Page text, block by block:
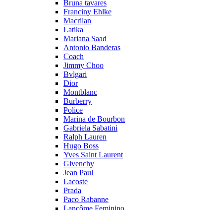
Bruna tavares
Franciny Ehlke
Macrilan
Latika
Mariana Saad
Antonio Banderas
Coach
Jimmy Choo
Bvlgari
Dior
Montblanc
Burberry
Police
Marina de Bourbon
Gabriela Sabatini
Ralph Lauren
Hugo Boss
Yves Saint Laurent
Givenchy
Jean Paul
Lacoste
Prada
Paco Rabanne
Lancôme Feminino